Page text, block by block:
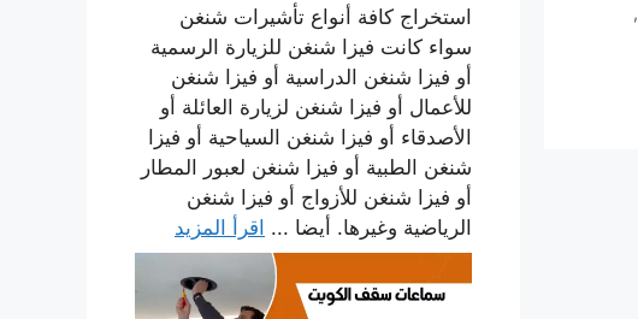
,
استخراج كافة أنواع تأشيرات شنغن
سواء كانت فيزا شنغن للزيارة الرسمية
أو فيزا شنغن الدراسية أو فيزا شنغن
للأعمال أو فيزا شنغن لزيارة العائلة أو
الأصدقاء أو فيزا شنغن السياحية أو فيزا
شنغن الطبية أو فيزا شنغن لعبور المطار
أو فيزا شنغن للأزواج أو فيزا شنغن
الرياضية وغيرها. أيضا ... اقرأ المزيد